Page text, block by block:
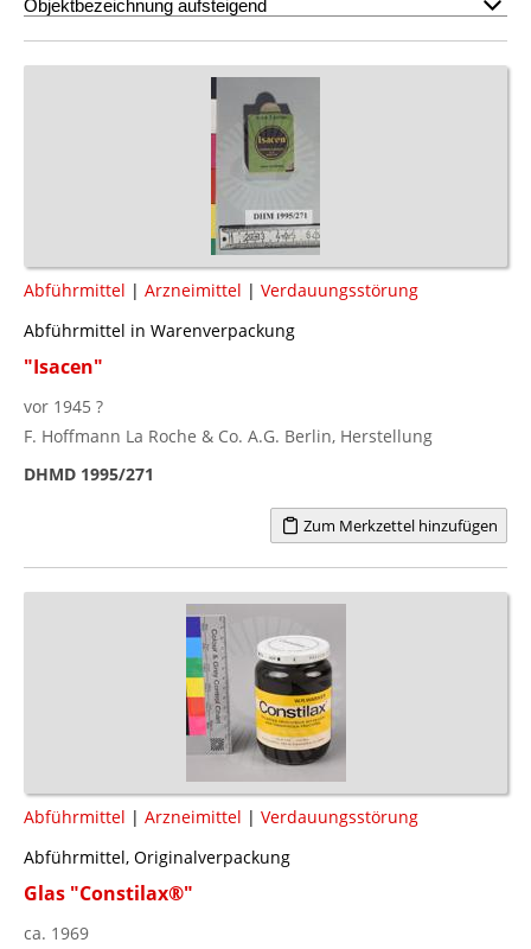
Abführmittel | Arzneimittel | Verdauungsstörung
Abführmittel in Warenverpackung
"Isacen"
vor 1945 ?
F. Hoffmann La Roche & Co. A.G. Berlin, Herstellung
DHMD 1995/271
Zum Merkzettel hinzufügen
Abführmittel | Arzneimittel | Verdauungsstörung
Abführmittel, Originalverpackung
Glas "Constilax®"
ca. 1969